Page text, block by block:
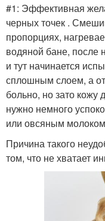
#1: Эффективная
черных точек .
пропорциях,
водяной бане, после
и тут начинается
сплошным слоем, а
больно, но зато кожу
нужно немного
или овсяным
Причина такого
том, что не хватает